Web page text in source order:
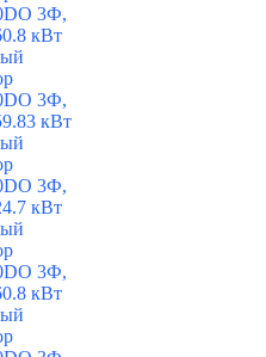
3Ф,
кВт
3Ф,
кВт
3Ф,
кВт
3Ф,
кВт